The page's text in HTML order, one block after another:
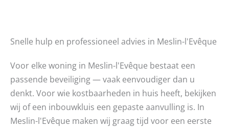
Snelle hulp en professioneel advies in Meslin-l'Evêque
Voor elke woning in Meslin-l'Evêque bestaat een
passende beveiliging — vaak eenvoudiger dan u
denkt. Voor wie kostbaarheden in huis heeft, bekijken
wij of een inbouwkluis een gepaste aanvulling is. In
Meslin-l'Evêque maken wij graag tijd voor een eerste